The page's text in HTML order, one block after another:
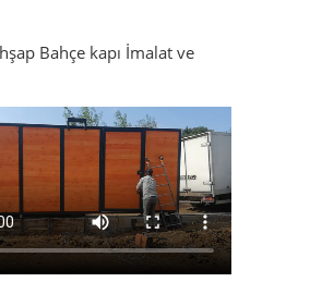
Bahçe kapı İmalat ve